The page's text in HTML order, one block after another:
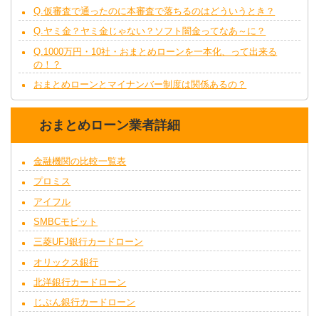
Q.仮審査で通ったのに本審査で落ちるのはどういうとき？
Q.ヤミ金？ヤミ金じゃない？ソフト闇金ってなあ～に？
Q.1000万円・10社・おまとめローンを一本化、って出来る
の！？
おまとめローンとマイナンバー制度は関係あるの？
おまとめローン業者詳細
金融機関の比較一覧表
プロミス
アイフル
SMBCモビット
三菱UFJ銀行カードローン
オリックス銀行
北洋銀行カードローン
じぶん銀行カードローン